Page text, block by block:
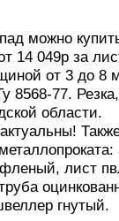
можно
14 049р за
от 3 до 8
8568-77.
области.
лист
гнутый.